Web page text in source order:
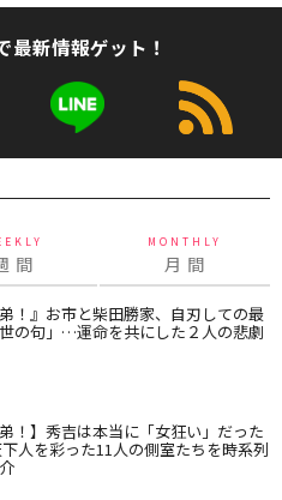
最新情報ゲット！
間
MONTHLY
月 間
弟！』お市と柴田勝家、自刃しての最
の句」…運命を共にした２人の悲劇
弟！】秀吉は本当に「女狂い」だった
人を彩った11人の側室たちを時系列